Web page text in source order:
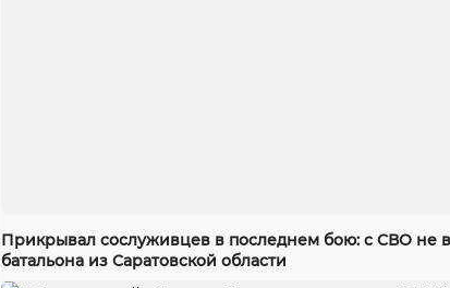
Прикрывал сослуживцев в последнем бою: с СВО не
батальона из Саратовской области